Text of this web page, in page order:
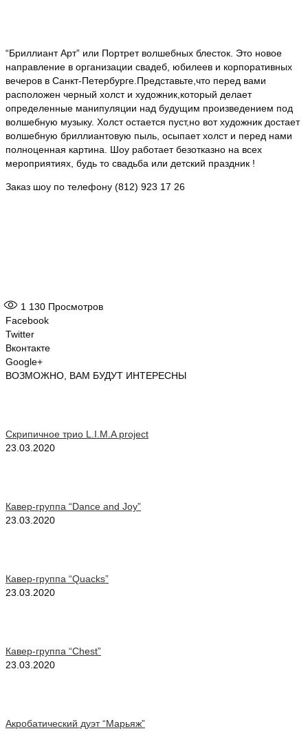
“Бриллиант Арт” или Портрет волшебных блесток. Это новое
направление в организации свадеб, юбилеев и корпоративных
вечеров в Санкт-Петербурге.Представьте,что перед вами
расположен черный холст и художник,который делает
определенные манипуляции над будущим произведением под
волшебную музыку. Холст остается пуст,но вот художник достает
волшебную бриллиантовую пыль, осыпает холст и перед нами
полноценная картина. Шоу работает безотказно на всех
мероприятиях, будь то свадьба или детский праздник !
Заказ шоу по телефону (812) 923 17 26
1 130 Просмотров
Facebook
Twitter
Вконтакте
Google+
ВОЗМОЖНО, ВАМ БУДУТ ИНТЕРЕСНЫ
Скрипичное трио L.I.M.A project
23.03.2020
Кавер-группа “Dance and Joy”
23.03.2020
Кавер-группа “Quacks”
23.03.2020
Кавер-группа “Chest”
23.03.2020
Акробатический дуэт “Марьяж”